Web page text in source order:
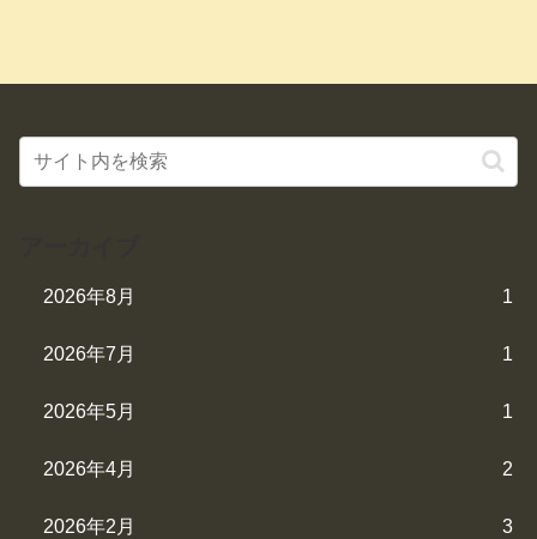
2026年8月 1
2026年7月 1
2026年5月 1
2026年4月 2
2026年2月 3